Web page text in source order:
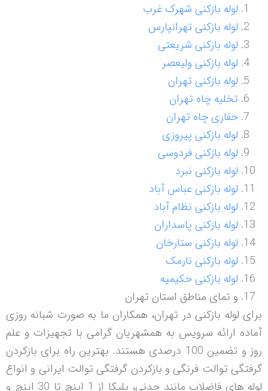
لوله بازکنی شهرک غرب
لوله بازکنی تهرانپارس
لوله بازکنی شریعتی
لوله بازکنی ولیعصر
لوله بازکنی تهران
تخلیه چاه تهران
حفاری چاه تهران
لوله بازکنی پیروزی
لوله بازکنی فردوسی
لوله بازکنی نبرد
لوله بازکنی عباس آباد
لوله بازکنی نظام آباد
لوله بازکنی پاسداران
لوله بازکنی ستارخان
لوله بازکنی نارمک
لوله بازکنی حکیمیه
و تمای مناطق استان تهران
برای لوله بازکنی در تهران، همکاران ما به صورت شبانه روزی
آماده ارائه سرویس به همشهریان گرامی با تجهیزات و علم
روز و تضمین 100 درصدی هستند. بهترین راه برای بازکردن
گرفتگی توالت فرنگی و بازکردن گرفتگی توالت ایرانی و انواع
لوله های فاضلاب مانند چدنی، پلیکا از 1 اینچ تا 30 اینچ و